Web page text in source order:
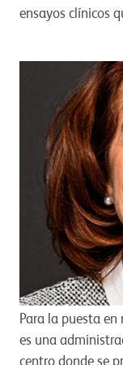
ensayos clínicos
Para la puesta
es una
centro donde se